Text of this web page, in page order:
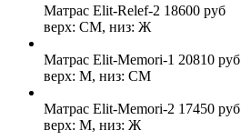
Матрас Elit-Relef-2 18600 руб
верх: СМ, низ: Ж
Матрас Elit-Memori-1 20810 руб
верх: М, низ: СМ
Матрас Elit-Memori-2 17450 руб
верх: М, низ: Ж